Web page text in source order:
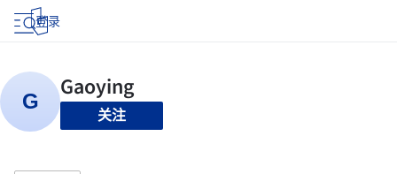
登录
关注